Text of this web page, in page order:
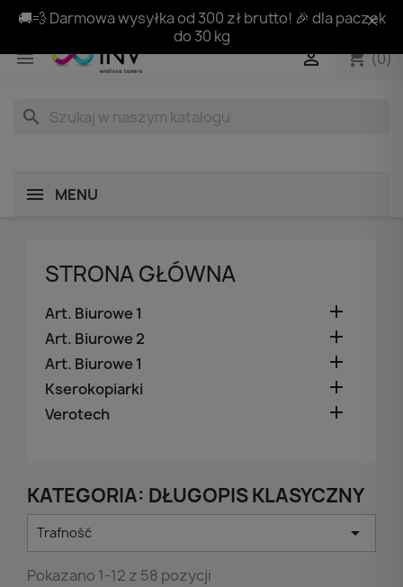
🚚💨 Darmowa wysyłka od 300 zł brutto! 🎉 dla paczek
do 30 kg
 shopping_cart(0)

search
MENU
STRONA GŁÓWNA
Art. Biurowe 1 
Art. Biurowe 2 
Art. Biurowe 1 
Kserokopiarki 
Verotech 
KATEGORIA: DŁUGOPIS KLASYCZNY
Trafność 
Pokazano 1-12 z 58 pozycji